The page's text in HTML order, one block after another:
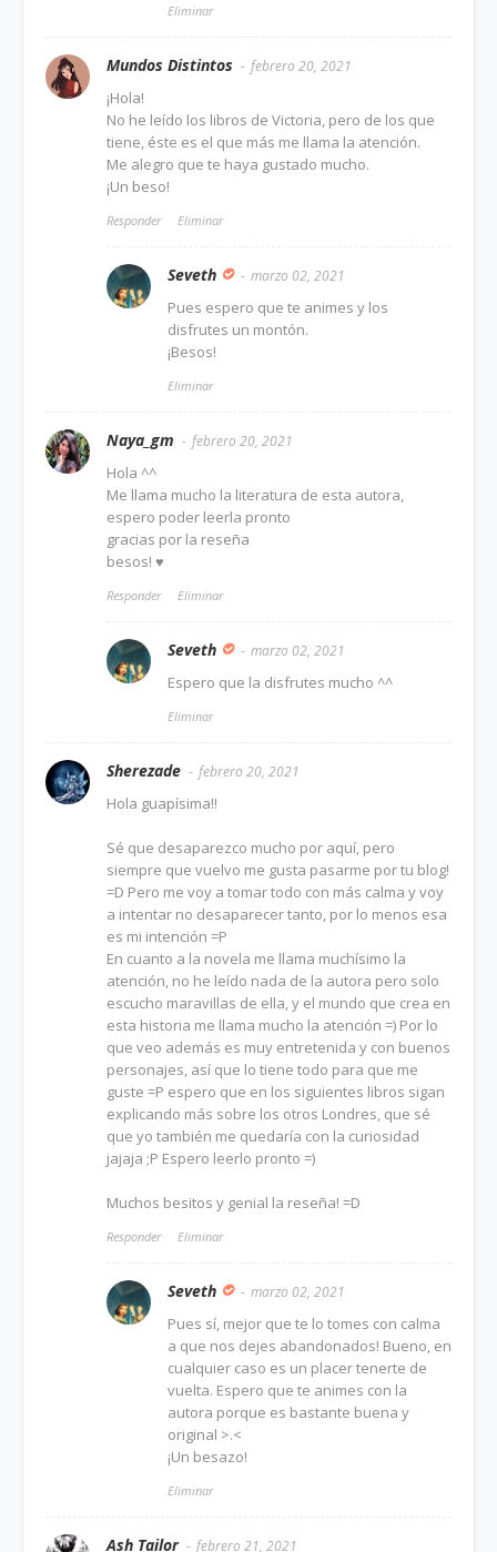
Eliminar
Mundos Distintos febrero 20, 2021
¡Hola!
No he leído los libros de Victoria, pero de los que
tiene, éste es el que más me llama la atención.
Me alegro que te haya gustado mucho.
¡Un beso!
Responder Eliminar
Seveth marzo 02, 2021
Pues espero que te animes y los
disfrutes un montón.
¡Besos!
Eliminar
Naya_gm febrero 20, 2021
Hola ^^
Me llama mucho la literatura de esta autora,
espero poder leerla pronto
gracias por la reseña
besos! ♥
Responder Eliminar
Seveth marzo 02, 2021
Espero que la disfrutes mucho ^^
Eliminar
Sherezade febrero 20, 2021
Hola guapísima!!
Sé que desaparezco mucho por aquí, pero
siempre que vuelvo me gusta pasarme por tu blog!
=D Pero me voy a tomar todo con más calma y voy
a intentar no desaparecer tanto, por lo menos esa
es mi intención =P
En cuanto a la novela me llama muchísimo la
atención, no he leído nada de la autora pero solo
escucho maravillas de ella, y el mundo que crea en
esta historia me llama mucho la atención =) Por lo
que veo además es muy entretenida y con buenos
personajes, así que lo tiene todo para que me
guste =P espero que en los siguientes libros sigan
explicando más sobre los otros Londres, que sé
que yo también me quedaría con la curiosidad
jajaja ;P Espero leerlo pronto =)
Muchos besitos y genial la reseña! =D
Responder Eliminar
Seveth marzo 02, 2021
Pues sí, mejor que te lo tomes con calma
a que nos dejes abandonados! Bueno, en
cualquier caso es un placer tenerte de
vuelta. Espero que te animes con la
autora porque es bastante buena y
original >.<
¡Un besazo!
Eliminar
Ash Tailor febrero 21, 2021